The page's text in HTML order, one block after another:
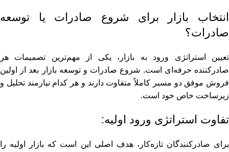
انتخاب بازار برای شروع صادرات یا توسعه
صادرات؟
تعیین استراتژی ورود به بازار، یکی از مهم‌ترین تصمیمات هر
صادرکننده حرفه‌ای است. شروع صادرات و توسعه بازار بعد از اولین
فروش موفق دو مسیر کاملاً متفاوت دارند و هر کدام نیازمند تحلیل و
زیرساخت خاص خود است.
تفاوت استراتژی ورود اولیه:
برای صادرکنندگان تازه‌کار، هدف اصلی این است که بازار اولیه را